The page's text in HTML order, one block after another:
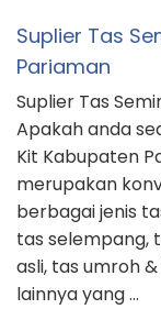
Suplier Tas
Pariaman
Suplier Tas
Apakah anda
Kit Kabupaten
merupakan
berbagai jenis
tas selempang,
asli, tas umroh
lainnya yang …